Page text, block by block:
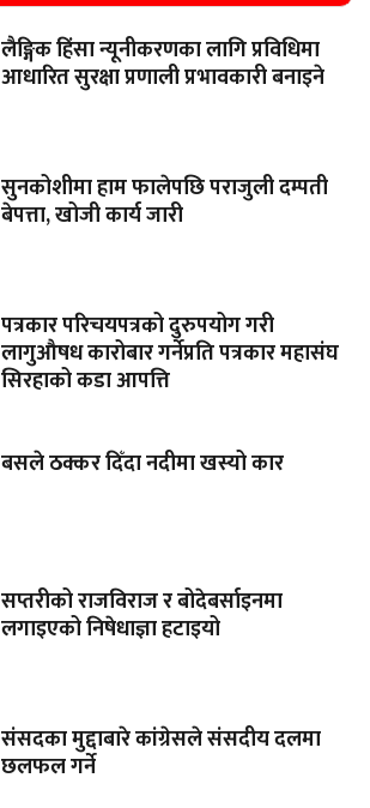
लैङ्गिक हिंसा न्यूनीकरणका लागि प्रविधिमा
आधारित सुरक्षा प्रणाली प्रभावकारी बनाइने
सुनकोशीमा हाम फालेपछि पराजुली दम्पती
बेपत्ता, खोजी कार्य जारी
पत्रकार परिचयपत्रको दुरुपयोग गरी
लागुऔषध कारोबार गर्नेप्रति पत्रकार महासंघ
सिरहाको कडा आपत्ति
बसले ठक्कर दिँदा नदीमा खस्यो कार
सप्तरीको राजविराज र बोदेबर्साइनमा
लगाइएको निषेधाज्ञा हटाइयो
संसदका मुद्दाबारे कांग्रेसले संसदीय दलमा
छलफल गर्ने